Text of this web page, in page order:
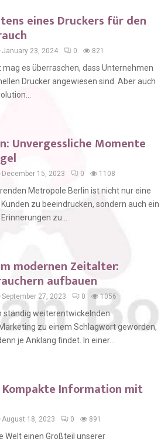
eines Druckers für den
January 23, 2024 0 821
mag es überraschen, dass Unternehmen
Drucker angewiesen sind. Aber auch
Unvergessliche Momente
December 15, 2023 0 1108
Metropole Berlin ist nicht nur eine
zu beeindrucken, sondern auch ein
zu...
modernen Zeitalter:
aufbauen
September 27, 2023 0 1056
ständig weiterentwickelnden
zu einem Schlagwort geworden,
je Anklang findet. In einer...
Kompakte Information mit
August 18, 2023 0 891
Welt einen Großteil unserer